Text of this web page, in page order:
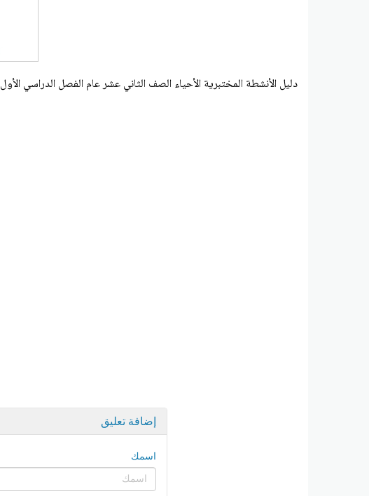
دليل الأنشطة المختبرية الأحياء الصف الثاني عشر عام الفصل الدراسي الأول 2025-2026
إضافة تعليق
اسمك